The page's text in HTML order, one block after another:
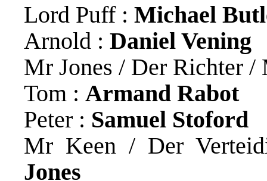
Lord Puff : Michael
Arnold : Daniel Vening
Mr Jones / Der Richter
Tom : Armand Rabot
Peter : Samuel Stoford
Mr Keen / Der
Jones